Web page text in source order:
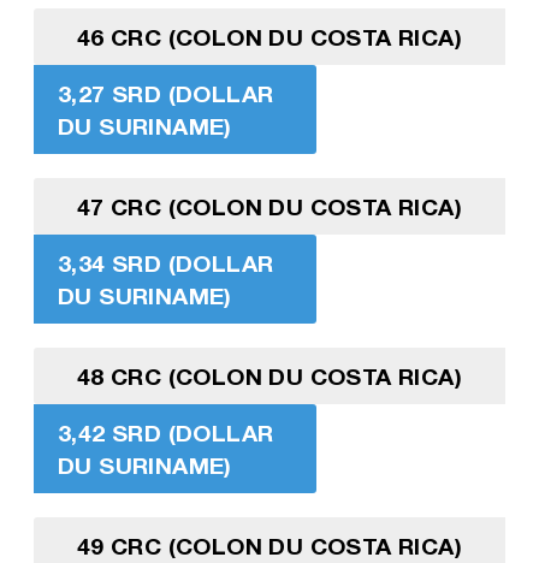
46 CRC (COLON DU COSTA RICA)
3,27 SRD (DOLLAR
DU SURINAME)
47 CRC (COLON DU COSTA RICA)
3,34 SRD (DOLLAR
DU SURINAME)
48 CRC (COLON DU COSTA RICA)
3,42 SRD (DOLLAR
DU SURINAME)
49 CRC (COLON DU COSTA RICA)